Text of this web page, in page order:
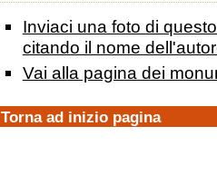
Inviaci una foto di
citando il nome
Vai alla pagina dei
Torna ad inizio pagina